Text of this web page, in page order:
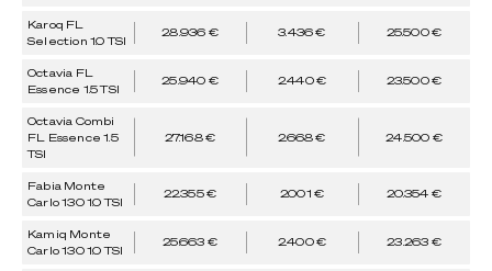
Karoq FL
Selection 1.0 TSI
28.936 € 3.436 € 25.500 €
Octavia FL
Essence 1.5 TSI
25.940 € 2.440 € 23.500 €
Octavia Combi
FL Essence 1.5
TSI
27.168 € 2.668 € 24.500 €
Fabia Monte
Carlo 130 1.0 TSI
22.355 € 2.001 € 20.354 €
Kamiq Monte
Carlo 130 1.0 TSI
25.663 € 2.400 € 23.263 €